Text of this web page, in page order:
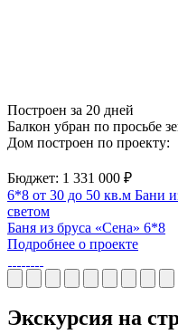
Построен за 20 дней
Балкон убран по просьбе
Дом построен по проекту:
Бюджет: 1 331 000 ₽
6*8 от 30 до 50 кв.м Бани
светом
Баня из бруса «Сена» 6*8
Подробнее о проекте
Экскурсия на